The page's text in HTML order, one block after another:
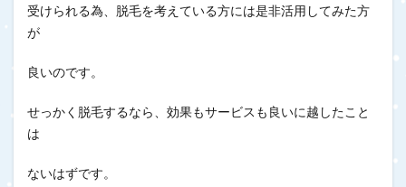
受けられる為、脱毛を考えている方には是非活用してみた方
が
良いのです。
せっかく脱毛するなら、効果もサービスも良いに越したこと
は
ないはずです。